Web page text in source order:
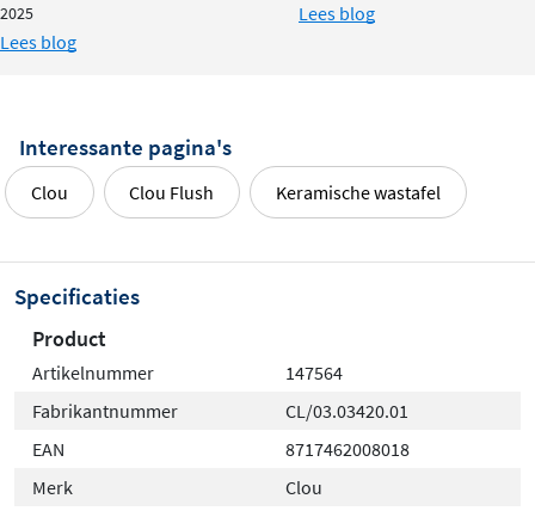
2025
Lees blog
Lees blog
Interessante pagina's
Clou Clou Flush Keramische wastafel
Specificaties
Product
Artikelnummer
147564
Fabrikantnummer
CL/03.03420.01
EAN
8717462008018
Merk
Clou